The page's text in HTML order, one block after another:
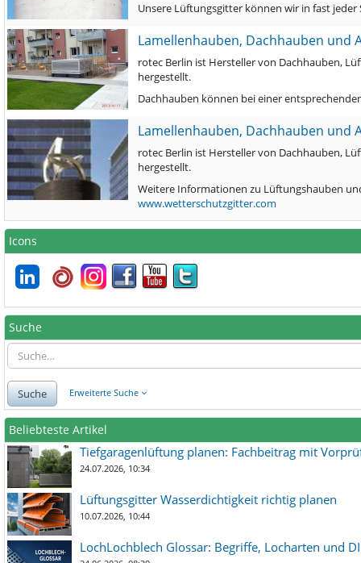
Unsere Lüftungsgitter können wir in fast
Lamellenhauben, Dachhauben und
rotec Berlin ist Hersteller von Dachhauben,
hergestellt.
Dachhauben können bei einer
Lamellenhauben, Dachhauben und
rotec Berlin ist Hersteller von Dachhauben,
hergestellt.
Weitere Informationen zu Lüftungshauben
www.wetterschutzgitter.com
Icons
Suche
Suche Erweiterte Suche
Beliebteste Artikel
Tiefgaragenlüftung planen: Fachbeitrag mit
24.07.2026, 10:34
Lüftungsgitter Wasserdichtigkeit richtig planen
10.07.2026, 10:44
LochLochblech Glossar: Begriffe, Locharten und